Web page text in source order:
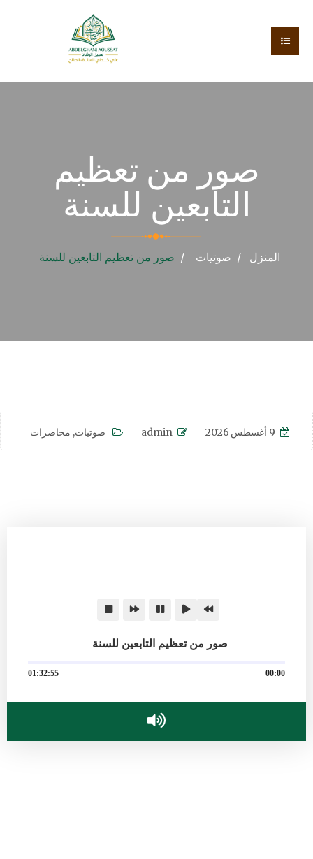
صور من تعظيم
التابعين للسنة
المنزل صوتيات صور من تعظيم التابعين للسنة
9 أغسطس 2026 admin صوتيات, محاضرات
صور من تعظيم التابعين للسنة
00:00
01:32:55